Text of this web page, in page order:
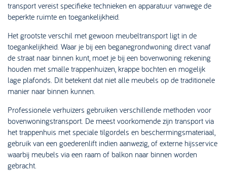
transport vereist specifieke technieken en apparatuur vanwege de
beperkte ruimte en toegankelijkheid.
Het grootste verschil met gewoon meubeltransport ligt in de
toegankelijkheid. Waar je bij een beganegrondwoning direct vanaf
de straat naar binnen kunt, moet je bij een bovenwoning rekening
houden met smalle trappenhuizen, krappe bochten en mogelijk
lage plafonds. Dit betekent dat niet alle meubels op de traditionele
manier naar binnen kunnen.
Professionele verhuizers gebruiken verschillende methoden voor
bovenwoningstransport. De meest voorkomende zijn transport via
het trappenhuis met speciale tilgordels en beschermingsmateriaal,
gebruik van een goederenlift indien aanwezig, of externe hijsservice
waarbij meubels via een raam of balkon naar binnen worden
gebracht.